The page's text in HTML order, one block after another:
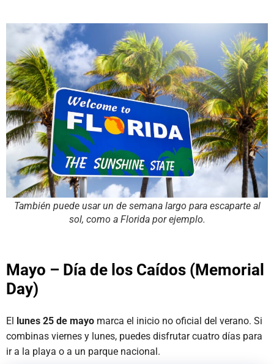
También puede usar un de semana largo para escaparte al
sol, como a Florida por ejemplo.
Mayo – Día de los Caídos (Memorial
Day)
El lunes 25 de mayo marca el inicio no oficial del verano. Si
combinas viernes y lunes, puedes disfrutar cuatro días para
ir a la playa o a un parque nacional.